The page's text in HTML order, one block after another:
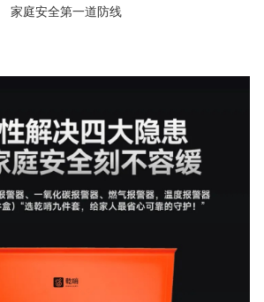
家庭安全第一道防线